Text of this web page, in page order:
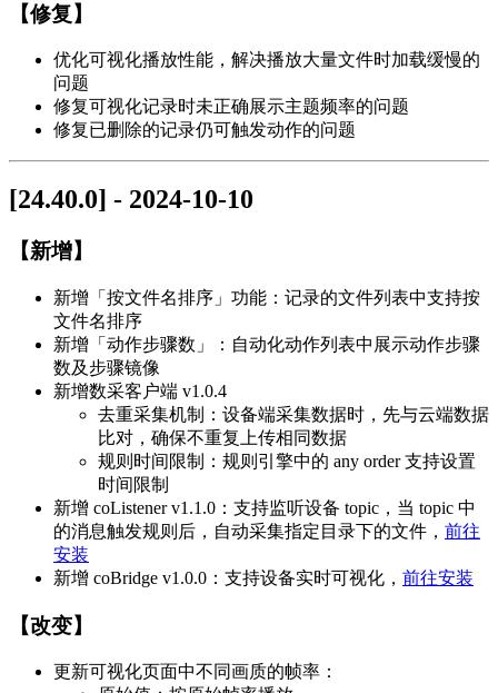
【修复】
优化可视化播放性能，解决播放大量文件时加载缓慢的
问题
修复可视化记录时未正确展示主题频率的问题
修复已删除的记录仍可触发动作的问题
[24.40.0] - 2024-10-10
【新增】
新增「按文件名排序」功能：记录的文件列表中支持按
文件名排序
新增「动作步骤数」：自动化动作列表中展示动作步骤
数及步骤镜像
新增数采客户端 v1.0.4
去重采集机制：设备端采集数据时，先与云端数据
比对，确保不重复上传相同数据
规则时间限制：规则引擎中的 any order 支持设置
时间限制
新增 coListener v1.1.0：支持监听设备 topic，当 topic 中
的消息触发规则后，自动采集指定目录下的文件， 前往
安装
新增 coBridge v1.0.0：支持设备实时可视化， 前往安装
【改变】
更新可视化页面中不同画质的帧率：